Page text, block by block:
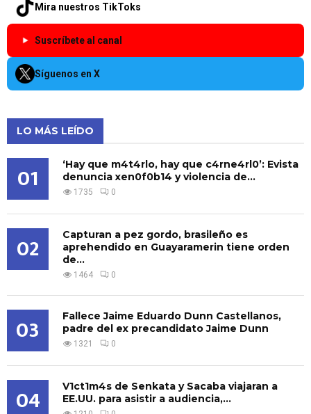
Mira nuestros TikToks
Suscríbete al canal
Síguenos en X
LO MÁS LEÍDO
01
‘Hay que m4t4rlo, hay que c4rne4rl0’: Evista
denuncia xen0f0b14 y violencia de...
1735 0
02
Capturan a pez gordo, brasileño es
aprehendido en Guayaramerin tiene orden
de...
1464 0
03
Fallece Jaime Eduardo Dunn Castellanos,
padre del ex precandidato Jaime Dunn
1321 0
04
V1ct1m4s de Senkata y Sacaba viajaran a
EE.UU. para asistir a audiencia,...